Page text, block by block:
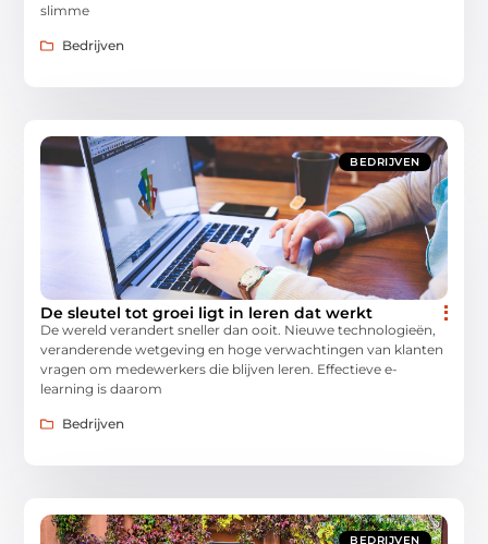
slimme
Bedrijven
BEDRIJVEN
De sleutel tot groei ligt in leren dat werkt
De wereld verandert sneller dan ooit. Nieuwe technologieën,
veranderende wetgeving en hoge verwachtingen van klanten
vragen om medewerkers die blijven leren. Effectieve e-
learning is daarom
Bedrijven
BEDRIJVEN